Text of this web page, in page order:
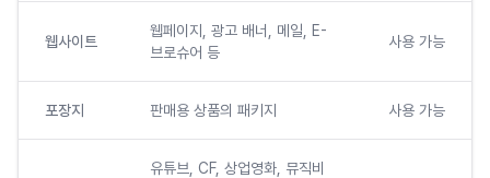
웹사이트
웹페이지, 광고 배너, 메일, E-
브로슈어 등
사용 가능
포장지 판매용 상품의 패키지 사용 가능
유튜브, CF, 상업영화, 뮤직비